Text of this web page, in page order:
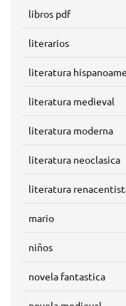
libros pdf
literarios
literatura
literatura medieval
literatura moderna
literatura neoclasica
literatura
mario
niños
novela fantastica